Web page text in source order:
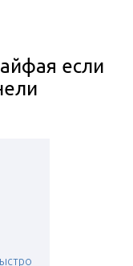
если